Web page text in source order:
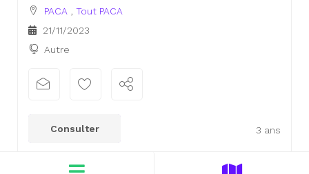
PACA
Tout PACA
21/11/2023
Autre
3 ans
Consulter